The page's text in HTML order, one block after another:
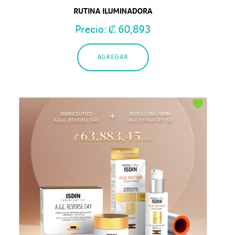
RUTINA ILUMINADORA
Precio: ₡ 60,893
AGREGAR